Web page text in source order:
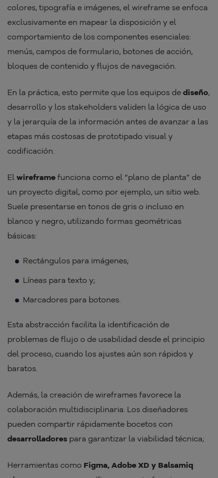
colores, tipografía e imágenes, el wireframe se enfoca
exclusivamente en mapear la disposición y el
comportamiento de los componentes esenciales:
menús, campos de formulario, botones de acción,
bloques de contenido y flujos de navegación.
En la práctica, esto permite que los equipos de diseño,
desarrollo y los stakeholders validen la lógica de uso
y la jerarquía de la información antes de avanzar a las
etapas más costosas de prototipado visual y
codificación.
El wireframe funciona como el “plano de planta” de
un proyecto digital, como por ejemplo, un sitio web.
Suele presentarse en tonos de gris o incluso en
blanco y negro, utilizando formas geométricas
básicas:
Rectángulos para imágenes;
Líneas para texto y;
Marcadores para botones.
Esta abstracción facilita la identificación de
problemas de flujo o de usabilidad desde el principio
del proceso, cuando los ajustes aún son rápidos y
baratos.
Además, la creación de wireframes favorece la
colaboración multidisciplinaria. Los diseñadores
pueden compartir rápidamente bocetos con
desarrolladores para garantizar la viabilidad técnica;
Herramientas como Figma, Adobe XD y Balsamiq